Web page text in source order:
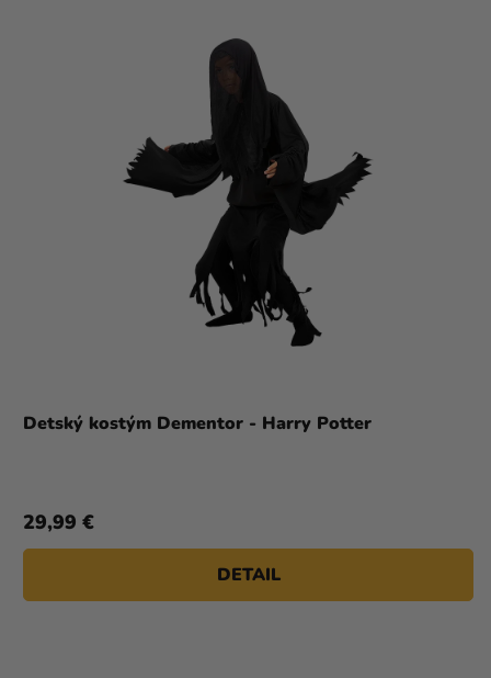
Detský kostým Dementor - Harry Potter
29,99 €
DETAIL